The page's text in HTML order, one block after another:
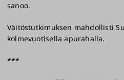
sanoo.
Väitöstutkimuksen mahdollisti
kolmevuotisella apurahalla.
***